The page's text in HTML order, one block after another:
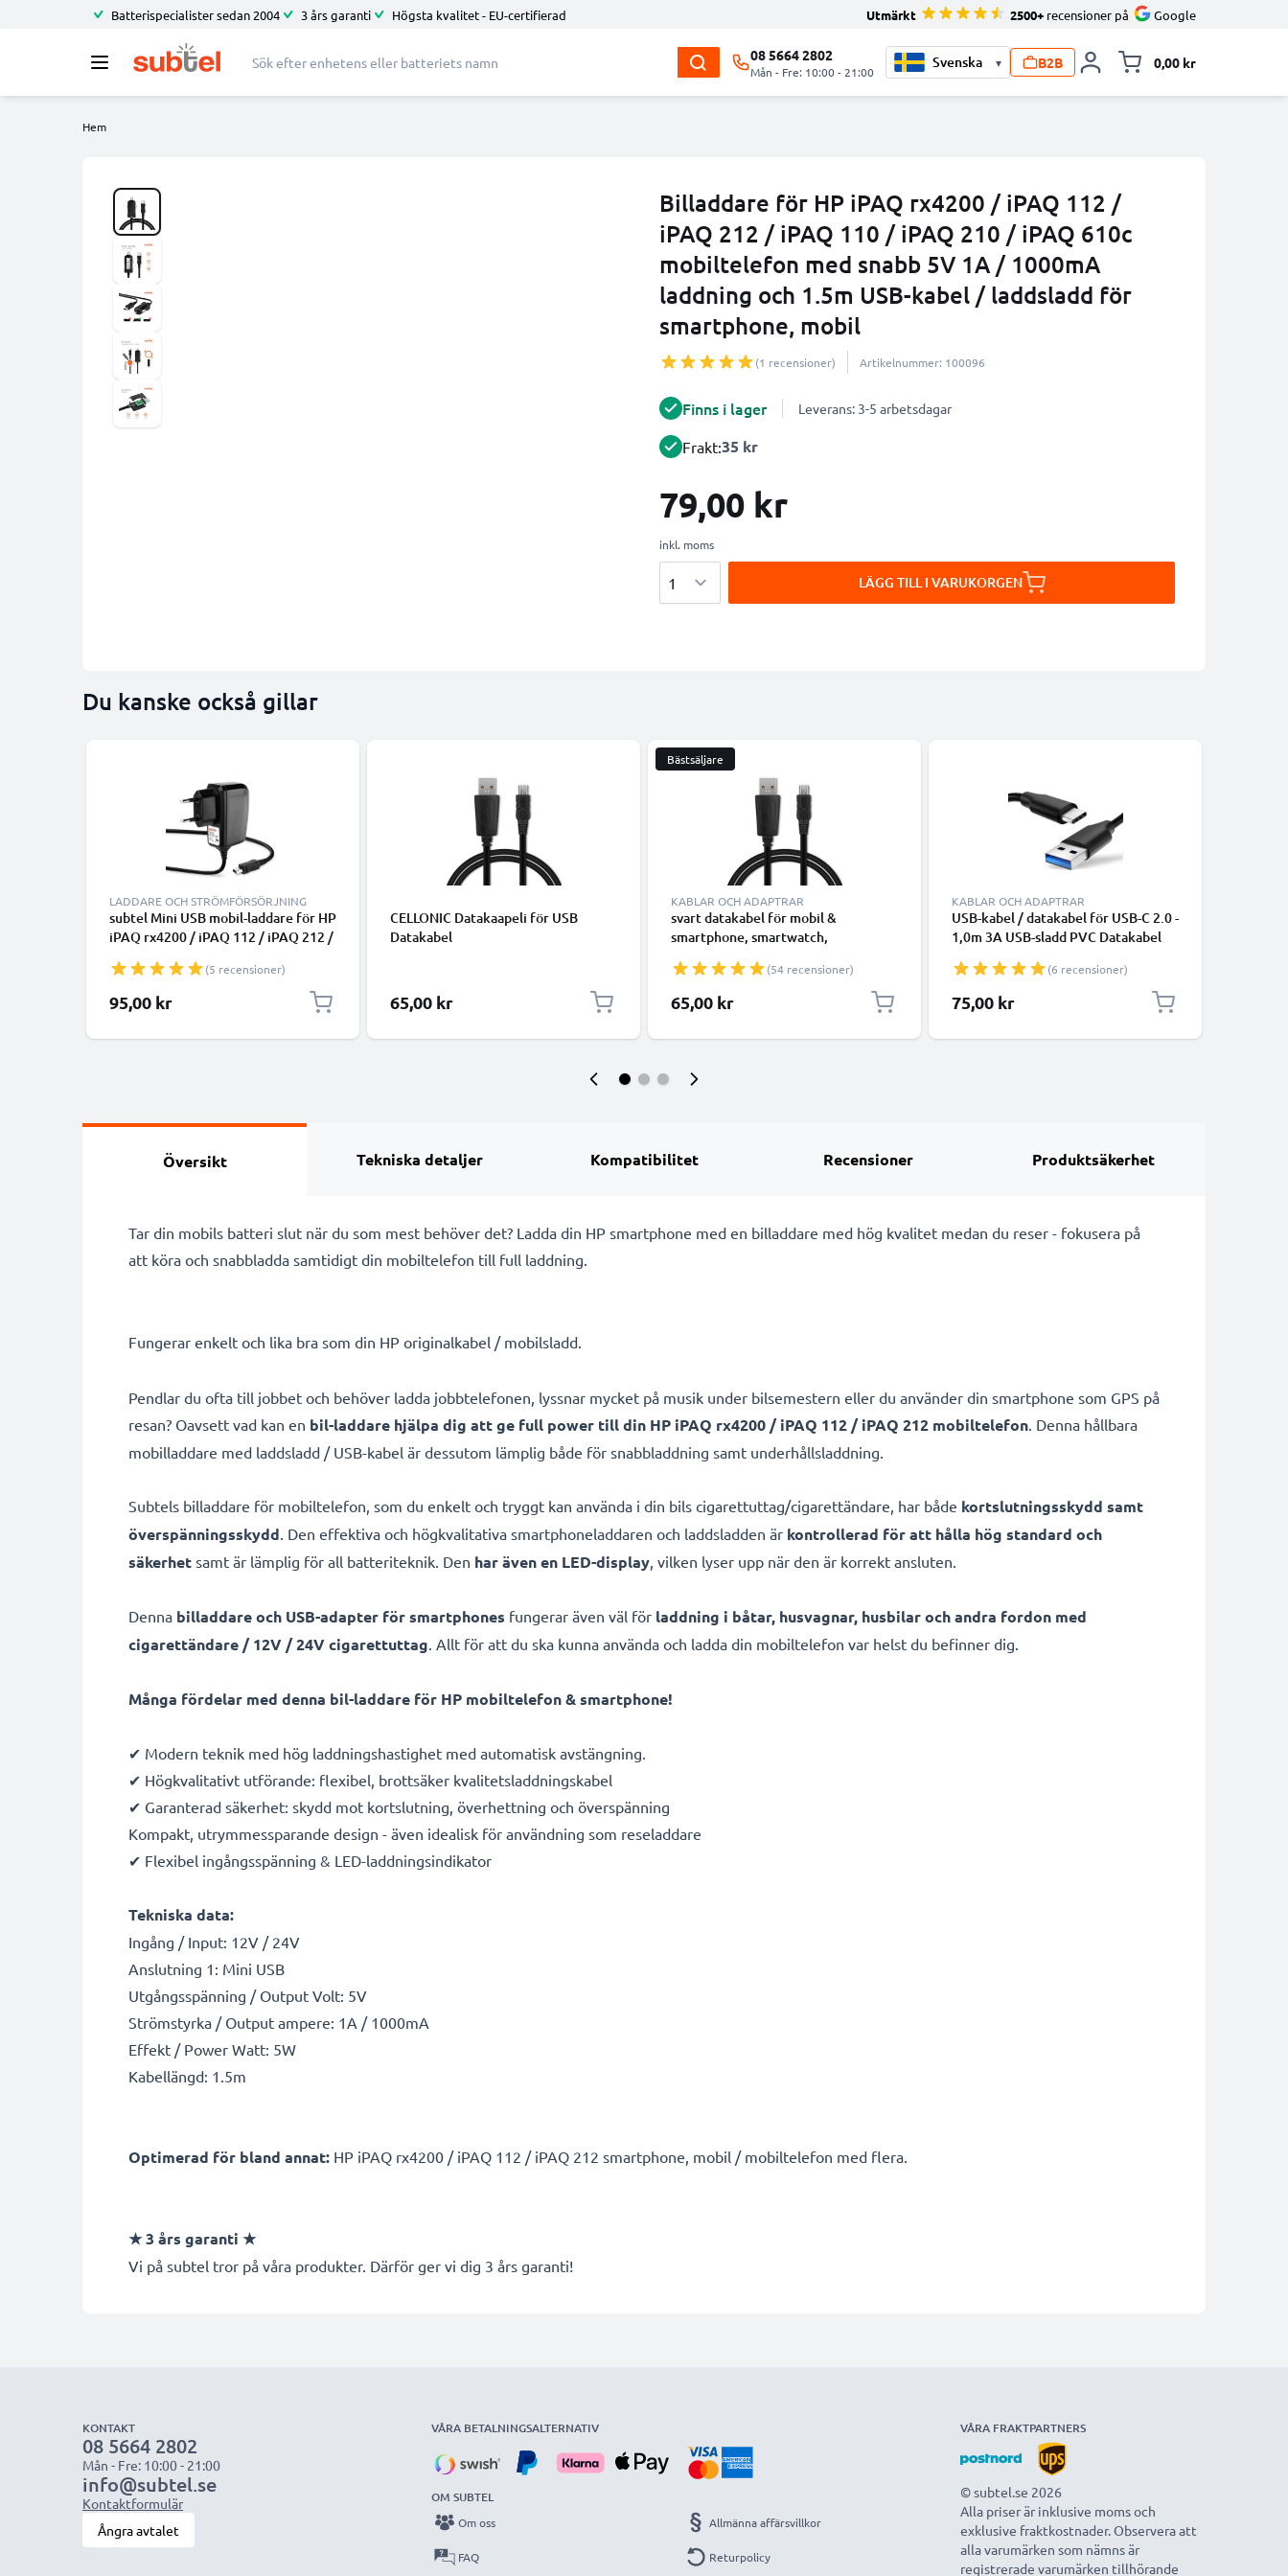
Batterispecialister sedan 2004 3 års garanti Högsta kvalitet - EU-certifierad Utmärkt 2500+ recensioner på Google
08 5664 2802
Mån - Fre: 10:00 - 21:00
▾ B2B 0,00 kr
Hem
Billaddare för HP iPAQ rx4200 / iPAQ 112 /
iPAQ 212 / iPAQ 110 / iPAQ 210 / iPAQ 610c
mobiltelefon med snabb 5V 1A / 1000mA
laddning och 1.5m USB-kabel / laddsladd för
smartphone, mobil
(1 recensioner) Artikelnummer: 100096
Finns i lager Leverans: 3-5 arbetsdagar
Frakt:35 kr
79,00 kr
inkl. moms
LÄGG TILL I VARUKORGEN
Du kanske också gillar
LADDARE OCH STRÖMFÖRSÖRJNING
subtel Mini USB mobil-laddare för HP
iPAQ rx4200 / iPAQ 112 / iPAQ 212 /
5W 1A / 1000mA snabbladdning -
strömadapter för mobiltelefon med
1.1m lång kabel
(5 recensioner)
95,00 kr
CELLONIC Datakaapeli för USB
Datakabel
65,00 kr
Bästsäljare
KABLAR OCH ADAPTRAR
svart datakabel för mobil &
smartphone, smartwatch,
hörlurar - 1m 1A för snabb
överföring - PVC USB-sladd
(54 recensioner)
65,00 kr
KABLAR OCH ADAPTRAR
USB-kabel / datakabel för USB-C 2.0 -
1,0m 3A USB-sladd PVC Datakabel
(6 recensioner)
75,00 kr
Översikt Tekniska detaljer Kompatibilitet Recensioner Produktsäkerhet
Tar din mobils batteri slut när du som mest behöver det? Ladda din HP smartphone med en billaddare med hög kvalitet medan du reser - fokusera på
att köra och snabbladda samtidigt din mobiltelefon till full laddning.
Fungerar enkelt och lika bra som din HP originalkabel / mobilsladd.
Pendlar du ofta till jobbet och behöver ladda jobbtelefonen, lyssnar mycket på musik under bilsemestern eller du använder din smartphone som GPS på
resan? Oavsett vad kan en bil-laddare hjälpa dig att ge full power till din HP iPAQ rx4200 / iPAQ 112 / iPAQ 212 mobiltelefon. Denna hållbara
mobilladdare med laddsladd / USB-kabel är dessutom lämplig både för snabbladdning samt underhållsladdning.
Subtels billaddare för mobiltelefon, som du enkelt och tryggt kan använda i din bils cigarettuttag/cigarettändare, har både kortslutningsskydd samt
överspänningsskydd. Den effektiva och högkvalitativa smartphoneladdaren och laddsladden är kontrollerad för att hålla hög standard och
säkerhet samt är lämplig för all batteriteknik. Den har även en LED-display, vilken lyser upp när den är korrekt ansluten.
Denna billaddare och USB-adapter för smartphones fungerar även väl för laddning i båtar, husvagnar, husbilar och andra fordon med
cigarettändare / 12V / 24V cigarettuttag. Allt för att du ska kunna använda och ladda din mobiltelefon var helst du befinner dig.
Många fördelar med denna bil-laddare för HP mobiltelefon & smartphone!
✔ Modern teknik med hög laddningshastighet med automatisk avstängning.
✔ Högkvalitativt utförande: flexibel, brottsäker kvalitetsladdningskabel
✔ Garanterad säkerhet: skydd mot kortslutning, överhettning och överspänning
Kompakt, utrymmessparande design - även idealisk för användning som reseladdare
✔ Flexibel ingångsspänning & LED-laddningsindikator
Tekniska data:
Ingång / Input: 12V / 24V
Anslutning 1: Mini USB
Utgångsspänning / Output Volt: 5V
Strömstyrka / Output ampere: 1A / 1000mA
Effekt / Power Watt: 5W
Kabellängd: 1.5m
Optimerad för bland annat: HP iPAQ rx4200 / iPAQ 112 / iPAQ 212 smartphone, mobil / mobiltelefon med flera.
★3 års garanti ★
Vi på subtel tror på våra produkter. Därför ger vi dig 3 års garanti!
KONTAKT
08 5664 2802
Mån - Fre: 10:00 - 21:00
info@subtel.se
Kontaktformulär
Ångra avtalet
VÅRA BETALNINGSALTERNATIV
OM SUBTEL
Om oss
FAQ
Allmänna affärsvillkor
Returpolicy
VÅRA FRAKTPARTNERS
© subtel.se 2026
Alla priser är inklusive moms och
exklusive fraktkostnader. Observera att
alla varumärken som nämns är
registrerade varumärken tillhörande